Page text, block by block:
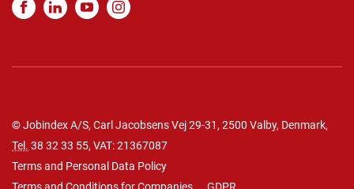
© Jobindex A/S, Carl Jacobsens Vej 29-31, 2500 Valby, Denmark,
Tel. 38 32 33 55, VAT: 21367087
Terms and Personal Data Policy